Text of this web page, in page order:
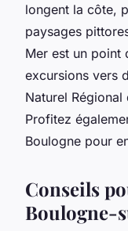
longent la côte,
paysages
Mer est un point
excursions vers
Naturel
Profitez
Boulogne pour
Conseils
Boulogne-